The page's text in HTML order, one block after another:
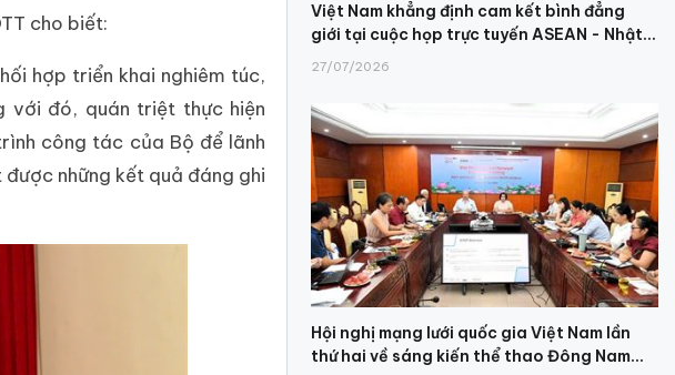
cho biết:
hợp triển khai nghiêm túc,
với đó, quán triệt thực hiện
công tác của Bộ để lãnh
những kết quả đáng ghi
Việt Nam khẳng định cam kết bình đẳng
giới tại cuộc họp trực tuyến ASEAN - Nhật...
27/07/2026
Hội nghị mạng lưới quốc gia Việt Nam lần
thứ hai về sáng kiến thể thao Đông Nam...